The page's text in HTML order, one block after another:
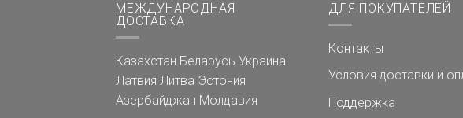
МЕЖДУНАРОДНАЯ
ДОСТАВКА
Казахстан Беларусь Украина
Латвия Литва Эстония
Азербайджан Молдавия
ДЛЯ ПОКУПАТЕЛЕЙ
Контакты
Условия доставки и
Поддержка